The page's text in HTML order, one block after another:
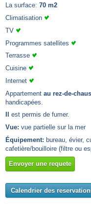
La surface: 70 m2
Climatisation
TV
Programmes satellites
Terrasse
Cuisine
Internet
Appartement au rez-de-
handicapées.
est permis de fumer.
Vue: vue partielle sur la mer
Équipement: bureau, évier,
cafetière/bouilloire (filtre ou
Envoyer une requete
Calendrier des